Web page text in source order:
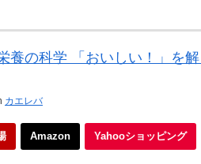
養の科学 「おいしい！」を
カエレバ
Amazon Yahooショッピング